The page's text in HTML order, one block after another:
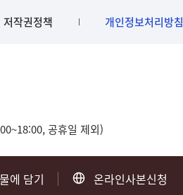
에 담기 온라인사본신청
저작권정책 개인정보처리방침
공휴일 제외)
광주 062-975-5791